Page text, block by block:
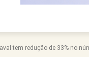
tem redução de 33% no